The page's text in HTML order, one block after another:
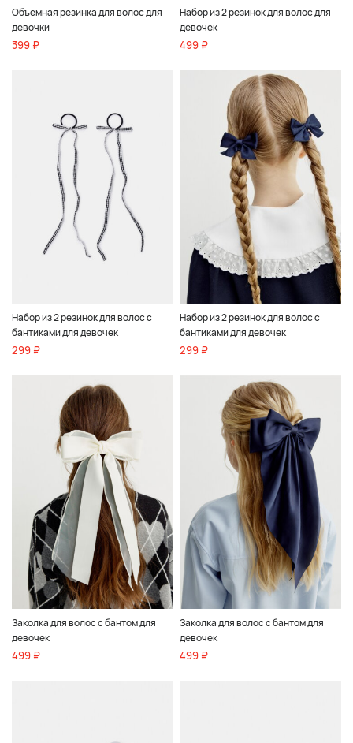
Объемная резинка для волос для
девочки
399 ₽
Набор из 2 резинок для волос для
девочек
499 ₽
Набор из 2 резинок для волос с
бантиками для девочек
299 ₽
Набор из 2 резинок для волос с
бантиками для девочек
299 ₽
Заколка для волос с бантом для
девочек
499 ₽
Заколка для волос с бантом для
девочек
499 ₽